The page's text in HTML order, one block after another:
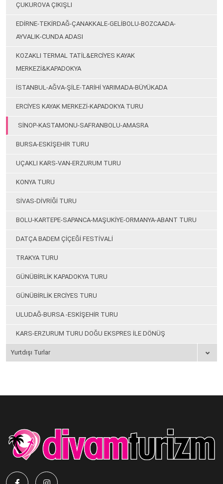
ÇUKUROVA ÇIKIŞLI
EDİRNE-TEKİRDAĞ-ÇANAKKALE-GELİBOLU-BOZCAADA-
AYVALIK-CUNDA ADASI
KOZAKLI TERMAL TATİL&ERCİYES KAYAK
MERKEZİ&KAPADOKYA
İSTANBUL-AĞVA-ŞİLE-TARİHİ YARIMADA-BÜYÜKADA
ERCİYES KAYAK MERKEZİ-KAPADOKYA TURU
SİNOP-KASTAMONU-SAFRANBOLU-AMASRA
BURSA-ESKİŞEHİR TURU
UÇAKLI KARS-VAN-ERZURUM TURU
KONYA TURU
SİVAS-DİVRİĞİ TURU
BOLU-KARTEPE-SAPANCA-MAŞUKİYE-ORMANYA-ABANT TURU
DATÇA BADEM ÇİÇEĞİ FESTİVALİ
TRAKYA TURU
GÜNÜBİRLİK KAPADOKYA TURU
GÜNÜBİRLİK ERCİYES TURU
ULUDAĞ-BURSA -ESKİŞEHİR TURU
KARS-ERZURUM TURU DOĞU EKSPRES İLE DÖNÜŞ
Yurtdışı Turlar